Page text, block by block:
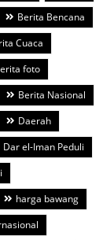
Berita Bencana
Cuaca
foto
Berita Nasional
Daerah
Dar el-Iman Peduli
harga bawang